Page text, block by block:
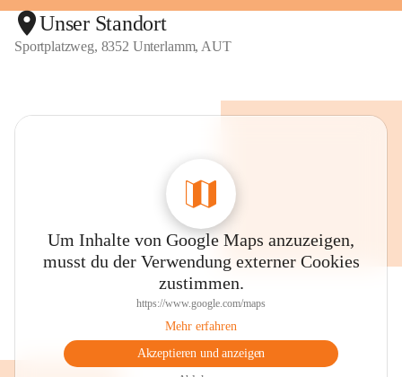
Unser Standort
Sportplatzweg, 8352 Unterlamm, AUT
Um Inhalte von Google Maps anzuzeigen,
musst du der Verwendung externer Cookies
zustimmen.
https://www.google.com/maps
Mehr erfahren
Akzeptieren und anzeigen